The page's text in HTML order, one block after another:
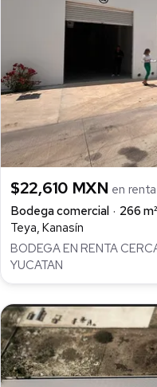
$22,610 MXN en renta
Bodega comercial
266 m²
Teya, Kanasín
BODEGA EN RENTA
YUCATAN